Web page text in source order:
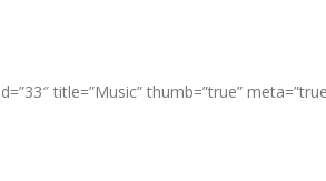
title=”Music” thumb=”true”